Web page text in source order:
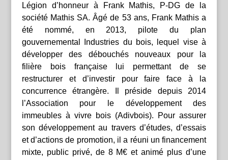
Légion d’honneur à Frank Mathis, P-DG de la
société Mathis SA. Âgé de 53 ans, Frank Mathis a
été nommé, en 2013, pilote du plan
gouvernemental Industries du bois, lequel vise à
développer des débouchés nouveaux pour la
filière bois française lui permettant de se
restructurer et d’investir pour faire face à la
concurrence étrangère. Il préside depuis 2014
l’Association pour le développement des
immeubles à vivre bois (Adivbois). Pour assurer
son développement au travers d’études, d’essais
et d’actions de promotion, il a réuni un financement
mixte, public privé, de 8 M€ et animé plus d’une